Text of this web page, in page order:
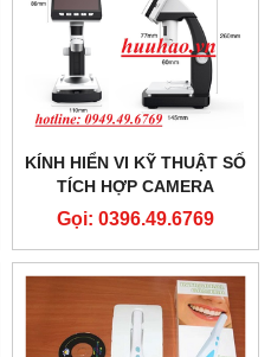
KÍNH HIỂN VI KỸ THUẬT SỐ
TÍCH HỢP CAMERA
TERINO HDMI-HD1000X
(PHÓNG ĐẠI 1000X)
Gọi: 0396.49.6769